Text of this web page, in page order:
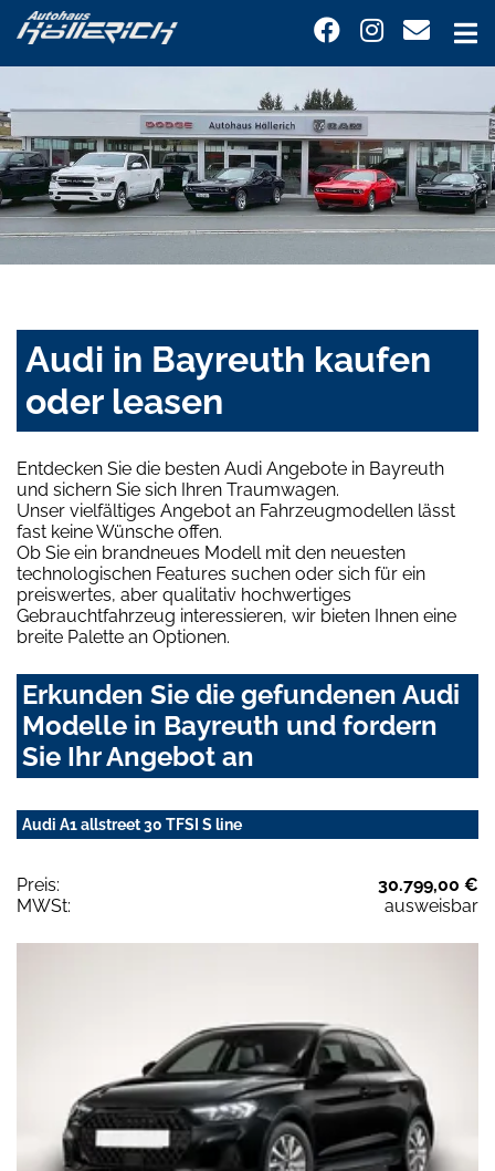
Audi in Bayreuth kaufen
oder leasen
Entdecken Sie die besten Audi Angebote in Bayreuth
und sichern Sie sich Ihren Traumwagen.
Unser vielfältiges Angebot an Fahrzeugmodellen lässt
fast keine Wünsche offen.
Ob Sie ein brandneues Modell mit den neuesten
technologischen Features suchen oder sich für ein
preiswertes, aber qualitativ hochwertiges
Gebrauchtfahrzeug interessieren, wir bieten Ihnen eine
breite Palette an Optionen.
Erkunden Sie die gefundenen Audi
Modelle in Bayreuth und fordern
Sie Ihr Angebot an
Audi A1 allstreet 30 TFSI S line
Preis:
30.799,00 €
MWSt:
ausweisbar